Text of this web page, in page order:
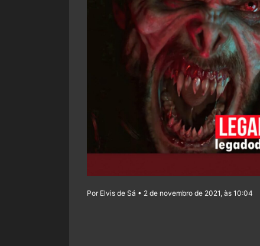
Por Elvis de Sá • 2 de novembro de 2021, às 10:04